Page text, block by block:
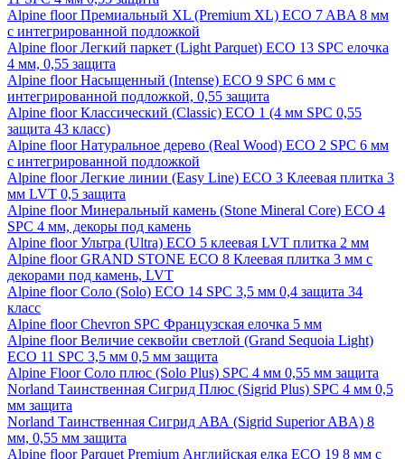
Alpine floor Премиальный XL (Premium XL) ECO 7 ABA 8 мм
с интегрированной подложкой
Alpine floor Легкий паркет (Light Parquet) ECO 13 SPC елочка
4 мм, 0,55 защита
Alpine floor Насыщенный (Intense) ECO 9 SPC 6 мм с
интегрированной подложкой, 0,55 защита
Alpine floor Классический (Classic) ECO 1 (4 мм SPC 0,55
защита 43 класс)
Alpine floor Натуральное дерево (Real Wood) ECO 2 SPC 6 мм
с интегрированной подложкой
Alpine floor Легкие линии (Easy Line) ECO 3 Клеевая плитка 3
мм LVT 0,5 защита
Alpine floor Минеральный камень (Stone Mineral Core) ECO 4
SPC 4 мм, декоры под камень
Alpine floor Ультра (Ultra) ECO 5 клеевая LVT плитка 2 мм
Alpine floor GRAND STONE ECO 8 Клеевая плитка 3 мм с
декорами под камень, LVT
Alpine floor Соло (Solo) ECO 14 SPC 3,5 мм 0,4 защита 34
класс
Alpine floor Chevron SPC Французская елочка 5 мм
Alpine floor Величие секвойи светлой (Grand Sequoia Light)
ECO 11 SPC 3,5 мм 0,5 мм защита
Alpine Floor Соло плюс (Solo Plus) SPC 4 мм 0,55 мм защита
Norland Таинственная Сигрид Плюс (Sigrid Plus) SPC 4 мм 0,5
мм защита
Norland Таинственная Сигрид АВА (Sigrid Superior ABA) 8
мм, 0,55 мм защита
Alpine floor Parquet Premium Английская елка ECO 19 8 мм с